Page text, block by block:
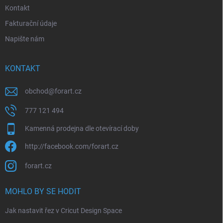
Kontakt
Fakturační údaje
Napište nám
KONTAKT
obchod@forart.cz
777 121 494
Kamenná prodejna dle otevírací doby
http://facebook.com/forart.cz
forart.cz
MOHLO BY SE HODIT
Jak nastavit řez v Cricut Design Space